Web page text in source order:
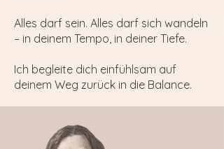
Alles darf sein. Alles darf sich wandeln
– in deinem Tempo, in deiner Tiefe.
Ich begleite dich einfühlsam auf
deinem Weg zurück in die Balance.